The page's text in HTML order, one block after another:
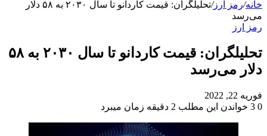
خانه/رمز ارز/
تحلیلگران: قیمت کاردانو تا سال ۲۰۳۰ به ۵۸ دلار
می‌رسد
رمز ارز
تحلیلگران: قیمت کاردانو تا سال ۲۰۳۰ به ۵۸
دلار می‌رسد
فوریه 22, 2022
0
خواندن این مطلب 2 دقیقه زمان میبرد